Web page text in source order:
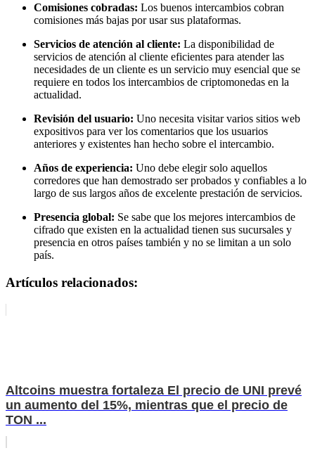
Comisiones cobradas: Los buenos intercambios cobran
comisiones más bajas por usar sus plataformas.
Servicios de atención al cliente: La disponibilidad de
servicios de atención al cliente eficientes para atender las
necesidades de un cliente es un servicio muy esencial que se
requiere en todos los intercambios de criptomonedas en la
actualidad.
Revisión del usuario: Uno necesita visitar varios sitios web
expositivos para ver los comentarios que los usuarios
anteriores y existentes han hecho sobre el intercambio.
Años de experiencia: Uno debe elegir solo aquellos
corredores que han demostrado ser probados y confiables a lo
largo de sus largos años de excelente prestación de servicios.
Presencia global: Se sabe que los mejores intercambios de
cifrado que existen en la actualidad tienen sus sucursales y
presencia en otros países también y no se limitan a un solo
país.
Artículos relacionados:
Altcoins muestra fortaleza El precio de UNI prevé
un aumento del 15%, mientras que el precio de
TON ...